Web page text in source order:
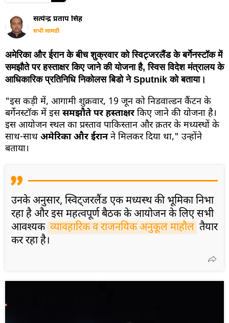
सत्येन्द्र प्रताप सिंह
सभी सामग्री
अमेरिका और ईरान के बीच शुक्रवार को स्विट्जरलैंड के बर्गेनस्टॉक में
समझौते पर हस्ताक्षर किए जाने की योजना है, स्विस विदेश मंत्रालय के
आधिकारिक प्रतिनिधि निकोलस बिडो ने Sputnik को बताया।
"इस कड़ी में, आगामी शुक्रवार, 19 जून को निडवाल्डन कैंटन के
बर्गेनस्टॉक में इससमझौते पर हस्ताक्षरकिए जाने की योजना है।
इस आयोजन स्थल का प्रस्ताव पाकिस्तान और क़तर के मध्यस्थों के
साथ-साथ अमेरिका और ईरानने मिलकर दिया था," उन्होंने
बताया।
उनके अनुसार, स्विट्जरलैंड एक मध्यस्थ की भूमिका निभा
रहा है और इस महत्वपूर्ण बैठक के आयोजन के लिए सभी
आवश्यक व्यावहारिक व राजनयिक अनुकूल माहौल तैयार
कर रहा है।